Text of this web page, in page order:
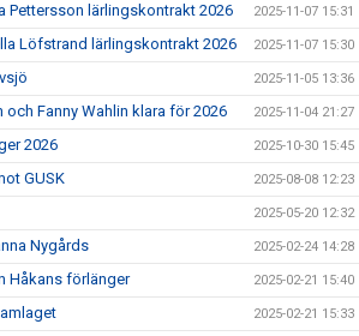
Pettersson lärlingskontrakt 2026 2025-11-07 15:31
Löfstrand lärlingskontrakt 2026 2025-11-07 15:30
2025-11-05 13:36
Fanny Wahlin klara för 2026 2025-11-04 21:27
2026 2025-10-30 15:45
GUSK 2025-08-08 12:23
2025-05-20 12:32
Nygårds 2025-02-24 14:28
Håkans förlänger 2025-02-21 15:40
2025-02-21 15:33